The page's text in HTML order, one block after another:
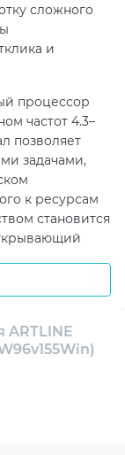
сложного
и
процессор
частот 4.3–
позволяет
задачами,
к ресурсам
становится
высокой
В сочетании
обработки
ARTLINE